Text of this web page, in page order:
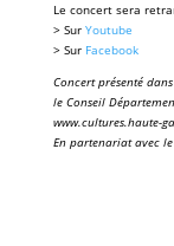
Le concert sera
> Sur Youtube
> Sur Facebook
Concert présenté
le Conseil
www.cultures.haute-
En partenariat avec